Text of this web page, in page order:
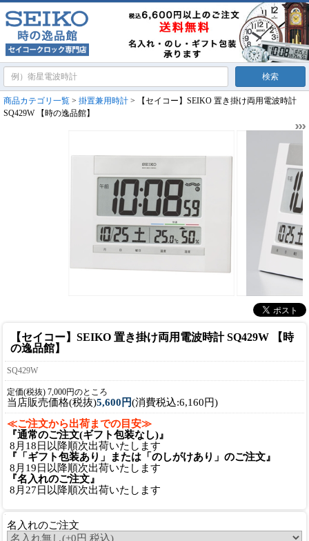
商品カテゴリ一覧 > 掛置兼用時計 > 【セイコー】SEIKO 置き掛け両用電波時計
SQ429W 【時の逸品館】
【セイコー】SEIKO 置き掛け両用電波時計 SQ429W 【時
の逸品館】
SQ429W
定価(税抜) 7,000円のところ
当店販売価格(税抜)5,600円(消費税込:6,160円)
≪ご注文から出荷までの目安≫
『通常のご注文(ギフト包装なし)』
8月18日以降順次出荷いたします
『「ギフト包装あり」または「のしがけあり」のご注文』
8月19日以降順次出荷いたします
『名入れのご注文』
8月27日以降順次出荷いたします
名入れのご注文